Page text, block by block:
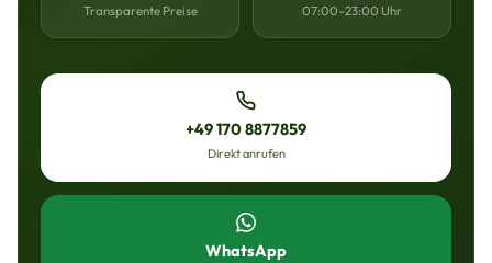
Transparente Preise 07:00–23:00 Uhr
+49 170 8877859
Direkt anrufen
WhatsApp